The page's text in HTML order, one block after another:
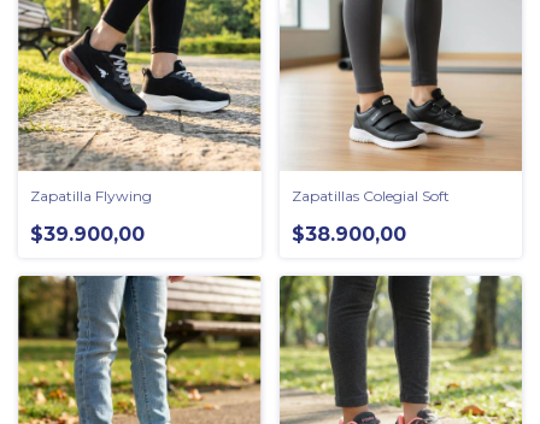
Zapatilla Flywing
$39.900,00
Zapatillas Colegial Soft
$38.900,00